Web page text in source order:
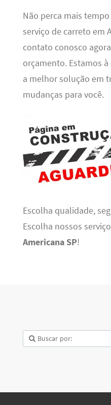
Não perca mais
serviço de carreto em
contato conosco
orçamento. Estamos
a melhor solução em
mudanças para você.
Escolha qualidade,
Escolha nossos
Americana SP!